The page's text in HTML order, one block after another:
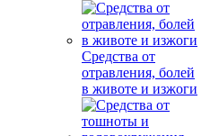
Средства от
отравления, болей
в животе и изжоги